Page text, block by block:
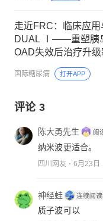
走近FRC：临床应
DUAL Ⅰ——重塑胰
OAD失效后治疗升
国际糖尿病 打开APP
评论 3
陈大勇先生
纳米波更适合。
四川网友 6月23日
神经蛙
质子波可以